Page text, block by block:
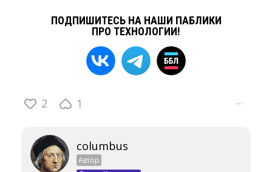
ПОДПИШИТЕСЬ НА НАШИ ПАБЛИКИ
ПРО ТЕХНОЛОГИИ!
2 1 ···
columbus
Автор